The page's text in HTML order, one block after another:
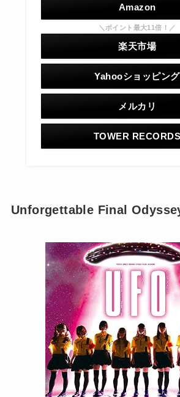
Amazon
＼ポイント最大11倍！／
楽天市場
Yahooショッピング
メルカリ
TOWER RECORDS
Unforgettable Final